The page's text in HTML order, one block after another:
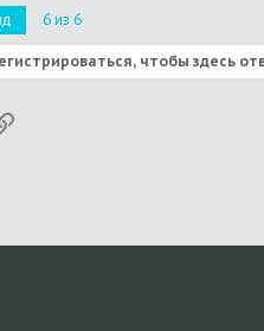
6 из 6
чтобы здесь
почта
Ссылка